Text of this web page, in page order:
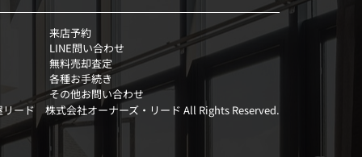
来店予約
LINE問い合わせ
無料売却査定
各種お手続き
その他お問い合わせ
ード 株式会社オーナーズ・リード All Rights Reserved.